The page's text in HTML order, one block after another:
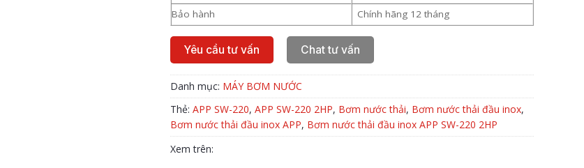
Bảo hành
Chính hãng 12 tháng
Yêu cầu tư vấn Chat tư vấn
Danh mục: MÁY BƠM NƯỚC
Thẻ: APP SW-220, APP SW-220 2HP, Bơm nước thải, Bơm nước thải đầu inox,
Bơm nước thải đầu inox APP, Bơm nước thải đầu inox APP SW-220 2HP
Xem trên: